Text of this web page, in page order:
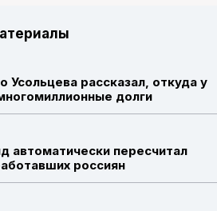
Усольцева рассказал, откуда у
долги
автоматически пересчитал
россиян